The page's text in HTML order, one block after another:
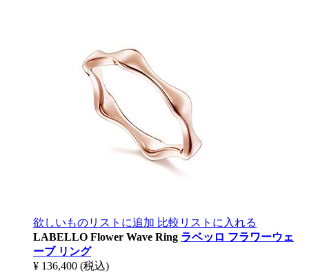
欲しいものリストに追加 比較リストに入れる
LABELLO Flower Wave Ring ラベッロ フラワーウェ
ーブ リング
¥ 136,400 (税込)